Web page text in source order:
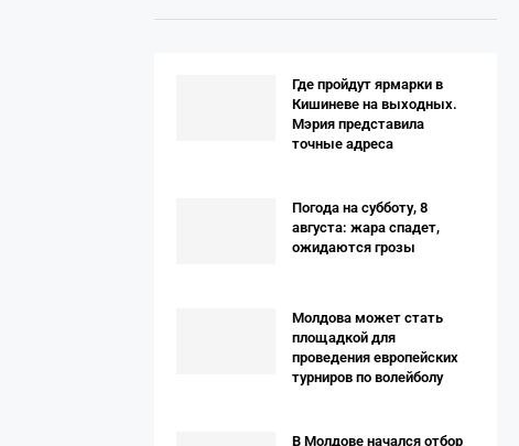
Где пройдут ярмарки в
Кишиневе на выходных.
Мэрия представила
точные адреса
Погода на субботу, 8
августа: жара спадет,
ожидаются грозы
Молдова может стать
площадкой для
проведения европейских
турниров по волейболу
В Молдове начался отбор